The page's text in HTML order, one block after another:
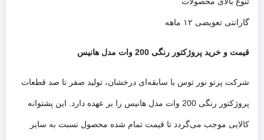
گارانتی تعویضی ۱۲ ماهه
قیمت و خرید پروژکتور رنگی 200 وات مدل هانیس
شرکت پرتو نور توس با سابقه‌ای درخشان، تولید صفر تا صد قطعات
پروژکتور رنگی 200 وات مدل هانیس را بر عهده دارد. این پشتوانه
کالایی موجب می‌گردد تا قیمت تمام شده محصول نسبت به سایر